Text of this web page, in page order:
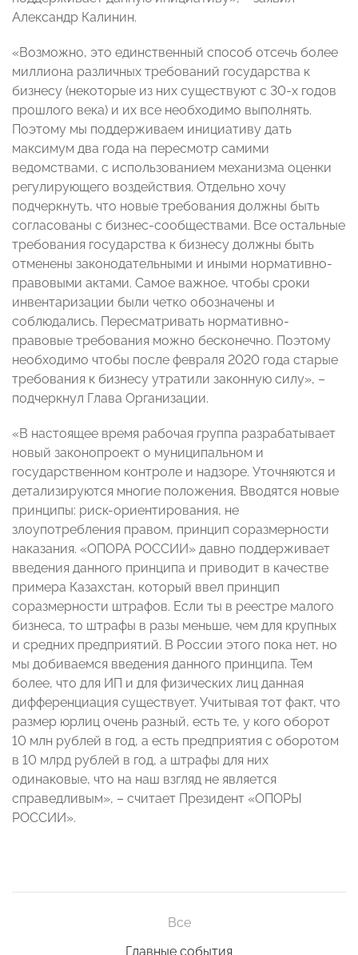
Александр Калинин.
«Возможно, это единственный способ отсечь более
миллиона различных требований государства к
бизнесу (некоторые из них существуют с 30-х годов
прошлого века) и их все необходимо выполнять.
Поэтому мы поддерживаем инициативу дать
максимум два года на пересмотр самими
ведомствами, с использованием механизма оценки
регулирующего воздействия. Отдельно хочу
подчеркнуть, что новые требования должны быть
согласованы с бизнес-сообществами. Все остальные
требования государства к бизнесу должны быть
отменены законодательными и иными нормативно-
правовыми актами. Самое важное, чтобы сроки
инвентаризации были четко обозначены и
соблюдались. Пересматривать нормативно-
правовые требования можно бесконечно. Поэтому
необходимо чтобы после февраля 2020 года старые
требования к бизнесу утратили законную силу», –
подчеркнул Глава Организации.
«В настоящее время рабочая группа разрабатывает
новый законопроект о муниципальном и
государственном контроле и надзоре. Уточняются и
детализируются многие положения, Вводятся новые
принципы: риск-ориентирования, не
злоупотребления правом, принцип соразмерности
наказания. «ОПОРА РОССИИ» давно поддерживает
введения данного принципа и приводит в качестве
примера Казахстан, который ввел принцип
соразмерности штрафов. Если ты в реестре малого
бизнеса, то штрафы в разы меньше, чем для крупных
и средних предприятий. В России этого пока нет, но
мы добиваемся введения данного принципа. Тем
более, что для ИП и для физических лиц данная
дифференциация существует. Учитывая тот факт, что
размер юрлиц очень разный, есть те, у кого оборот
10 млн рублей в год, а есть предприятия с оборотом
в 10 млрд рублей в год, а штрафы для них
одинаковые, что на наш взгляд не является
справедливым», – считает Президент «ОПОРЫ
РОССИИ».
Все
Главные события